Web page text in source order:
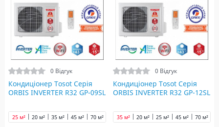
0 Відгук
Кондиціонер Tosot Серія
ORBIS INVERTER R32 GP-09SL
20 м²
25 м² 35 м² 45 м² 70 м²
0 Відгук
Кондиціонер Tosot Серія
ORBIS INVERTER R32 GP-12SL
20 м² 25 м²
35 м² 45 м² 70 м²